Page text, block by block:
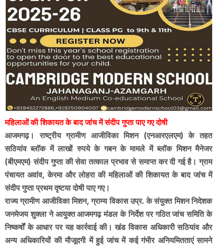
महिलाओं की शिकायत के बाद जांच में संदीप गुप्ता पाए गए दोषी
आजमगढ़। राष्ट्रीय ग्रामीण आजीविका मिशन (एनआरएलएम) के तहत
सठियांव ब्लॉक में लाखों रुपये के गबन के मामले में ब्लॉक मिशन मैनेजर
(बीएमएम) संदीप गुप्ता की सेवा तत्काल प्रभाव से समाप्त कर दी गई है। ग्राम
पंचायत अवांव, केरमा और लोहरा की महिलाओं की शिकायत के बाद जांच में
संदीप गुप्ता प्रथम दृष्टया दोषी पाए गए।
राज्य ग्रामीण आजीविका मिशन, ग्राम्य विकास उप्र. के संयुक्त मिशन निदेशक
जनमेजय शुक्ला ने आयुक्त आजमगढ़ मंडल के निर्देश पर गठित जांच समिति के
निष्कर्षों के आधार पर यह कार्रवाई की। खंड विकास अधिकारी सठियांव और
अन्य अधिकारियों की मौजूदगी में हुई जांच में कई गंभीर अनियमितताएं सामने